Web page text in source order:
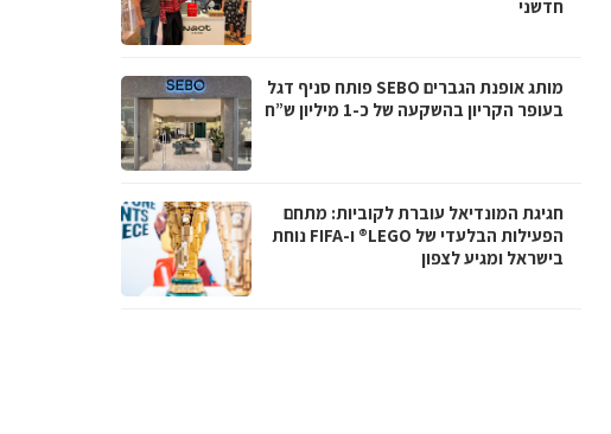
חדשני
מותג אופנת הגברים SEBO פותח סניף דגל
בעופר הקריון בהשקעה של כ-1 מיליון ש”ח
חגיגת המונדיאל עוברת לקוביות: מתחם
הפעילות הבלעדי של LEGO® ו-FIFA נוחת
בישראל ומגיע לצפון